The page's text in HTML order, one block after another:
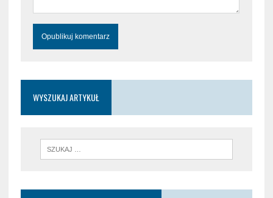
WYSZUKAJ ARTYKUŁ